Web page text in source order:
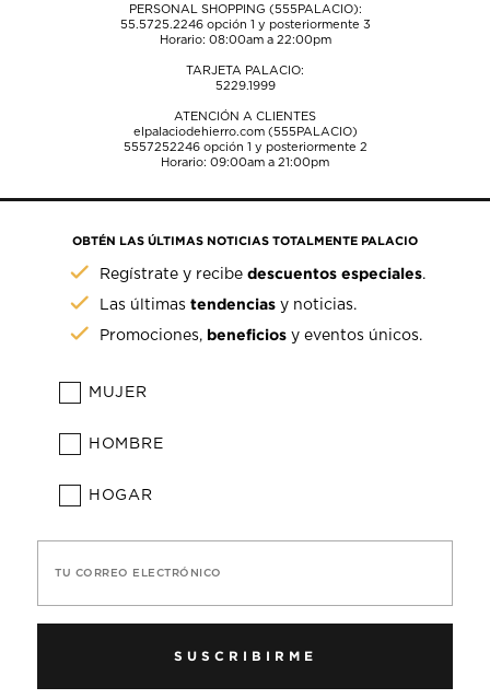
PERSONAL SHOPPING (555PALACIO):
55.5725.2246opción 1 y posteriormente 3
Horario: 08:00am a 22:00pm
TARJETA PALACIO:
5229.1999
ATENCIÓN A CLIENTES
elpalaciodehierro.com (555PALACIO)
5557252246opción 1 y posteriormente 2
Horario: 09:00am a 21:00pm
OBTÉN LAS ÚLTIMAS NOTICIAS TOTALMENTE PALACIO
Regístrate y recibedescuentos especiales.
Las últimastendencias y noticias.
Promociones, beneficios y eventos únicos.
MUJER
HOMBRE
HOGAR
TU CORREO ELECTRÓNICO
SUSCRIBIRME